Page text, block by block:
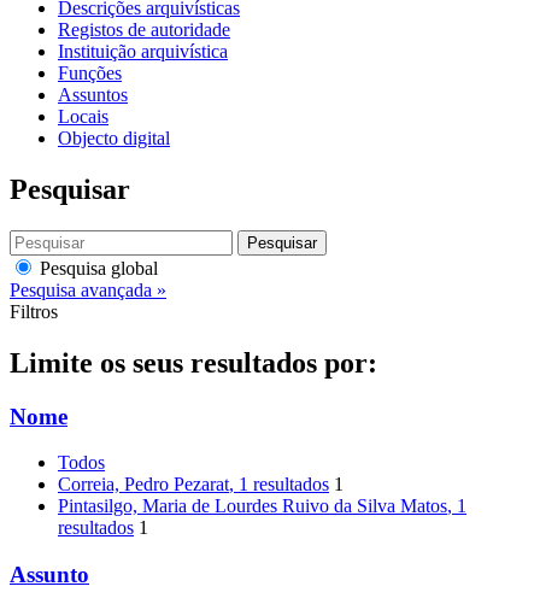
Descrições arquivísticas
Registos de autoridade
Instituição arquivística
Funções
Assuntos
Locais
Objecto digital
Pesquisar
Pesquisar
Pesquisa global
Pesquisa avançada »
Filtros
Limite os seus resultados por:
Nome
Todos
Correia, Pedro Pezarat, 1 resultados 1
Pintasilgo, Maria de Lourdes Ruivo da Silva Matos, 1
resultados 1
Assunto